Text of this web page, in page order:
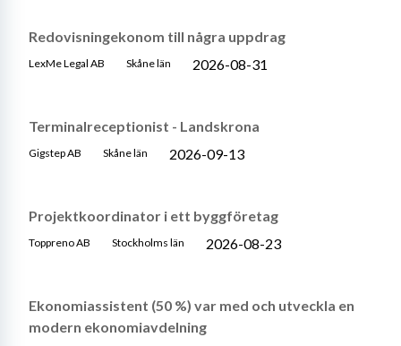
Redovisningekonom till några uppdrag
LexMe Legal AB Skåne län 2026-08-31
Terminalreceptionist - Landskrona
Gigstep AB Skåne län 2026-09-13
Projektkoordinator i ett byggföretag
Toppreno AB Stockholms län 2026-08-23
Ekonomiassistent (50 %) var med och utveckla en
modern ekonomiavdelning